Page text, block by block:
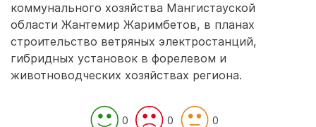
коммунального хозяйства Мангистауской
области Жантемир Жаримбетов, в планах
строительство ветряных электростанций,
гибридных установок в форелевом и
животноводческих хозяйствах региона.
0 0 0